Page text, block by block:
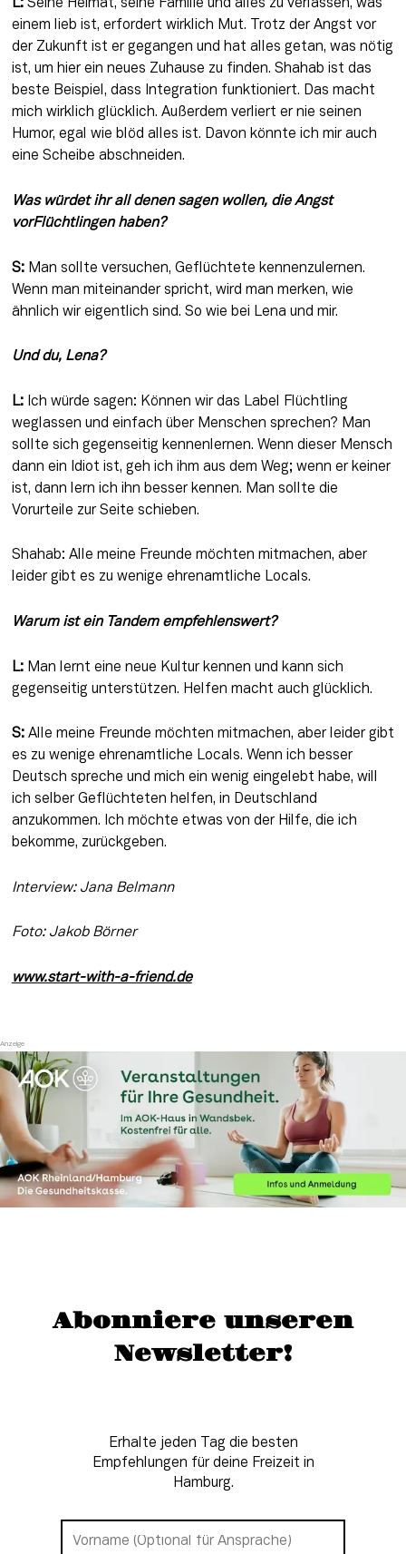
L: Seine Heimat, seine Familie und alles zu verlassen, was
einem lieb ist, erfordert wirklich Mut. Trotz der Angst vor
der Zukunft ist er gegangen und hat alles getan, was nötig
ist, um hier ein neues Zuhause zu finden. Shahab ist das
beste Beispiel, dass Integration funktioniert. Das macht
mich wirklich glücklich. Außerdem verliert er nie seinen
Humor, egal wie blöd alles ist. Davon könnte ich mir auch
eine Scheibe abschneiden.
Was würdet ihr all denen sagen wollen, die Angst
vorFlüchtlingen haben?
S: Man sollte versuchen, Geflüchtete kennenzulernen.
Wenn man miteinander spricht, wird man merken, wie
ähnlich wir eigentlich sind. So wie bei Lena und mir.
Und du, Lena?
L: Ich würde sagen: Können wir das Label Flüchtling
weglassen und einfach über Menschen sprechen? Man
sollte sich gegenseitig kennenlernen. Wenn dieser Mensch
dann ein Idiot ist, geh ich ihm aus dem Weg; wenn er keiner
ist, dann lern ich ihn besser kennen. Man sollte die
Vorurteile zur Seite schieben.
Shahab: Alle meine Freunde möchten mitmachen, aber
leider gibt es zu wenige ehrenamtliche Locals.
Warum ist ein Tandem empfehlenswert?
L: Man lernt eine neue Kultur kennen und kann sich
gegenseitig unterstützen. Helfen macht auch glücklich.
S: Alle meine Freunde möchten mitmachen, aber leider gibt
es zu wenige ehrenamtliche Locals. Wenn ich besser
Deutsch spreche und mich ein wenig eingelebt habe, will
ich selber Geflüchteten helfen, in Deutschland
anzukommen. Ich möchte etwas von der Hilfe, die ich
bekomme, zurückgeben.
Interview: Jana Belmann
Foto: Jakob Börner
www.start-with-a-friend.de
Abonniere unseren
Newsletter!
Erhalte jeden Tag die besten
Empfehlungen für deine Freizeit in
Hamburg.